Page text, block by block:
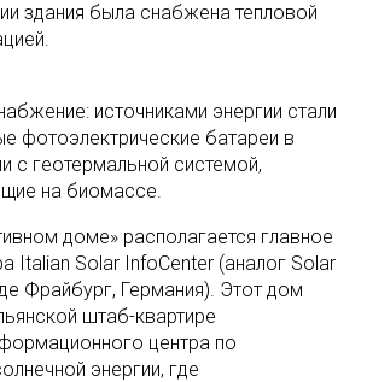
здания была снабжена тепловой
источниками энергии стали
фотоэлектрические батареи в
с геотермальной системой,
на биомассе.
доме» располагается главное
Italian Solar InfoCenter (аналог Solar
Фрайбург, Германия). Этот дом
штаб-квартире
центра по
энергии, где